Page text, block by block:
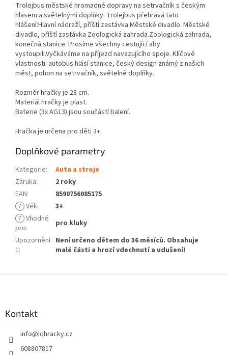
Trolejbus městské hromadné dopravy na setrvačník s českým
hlasem a světelnými doplňky. Trolejbus přehrává tato
hlášení:Hlavní nádraží, příští zastávka Městské divadlo. Městské
divadlo, příští zastávka Zoologická zahrada.Zoologická zahrada,
konečná stanice. Prosíme všechny cestující aby
vystoupili.Vyčkáváme na příjezd navazujícího spoje. Klíčové
vlastnosti: autobus hlásí stanice, český design známý z našich
měst, pohon na setrvačník, světelné doplňky.
Rozměr hračky je 28 cm.
Materiál hračky je plast.
Baterie (3x AG13) jsou součástí balení.
Hračka je určena pro děti 3+.
Doplňkové parametry
Kategorie:
Auta a stroje
Záruka:
2 roky
EAN:
8590756085175
? Věk:
3+
? Vhodné
pro:
pro kluky
Upozornění
1:
Není určeno dětem do 36 měsíců. Obsahuje
malé části a hrozí vdechnutí a udušení!
Kontakt
info@iqhracky.cz
608807817